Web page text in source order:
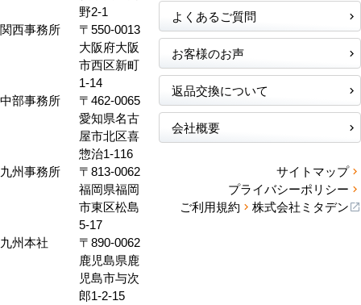
野2-1
関西事務所
〒550-0013
大阪府大阪
市西区新町
1-14
中部事務所
〒462-0065
愛知県名古
屋市北区喜
惣治1-116
九州事務所
〒813-0062
福岡県福岡
市東区松島
5-17
九州本社
〒890-0062
鹿児島県鹿
児島市与次
郎1-2-15
よくあるご質問
お客様のお声
返品交換について
会社概要
サイトマップ
プライバシーポリシー
ご利用規約
株式会社ミタデン